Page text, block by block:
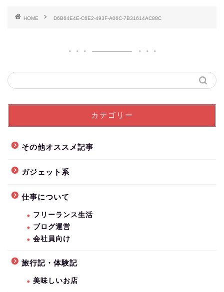
HOME D6B64E4E-C6E2-493F-A06C-7B31614AC88C
カテゴリー
その他オススメ記事
ガジェット系
仕事について
フリーランス生活
ブログ運営
会社員向け
旅行記・体験記
美味しいお店